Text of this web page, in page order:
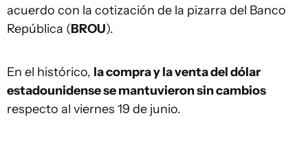
acuerdo con la cotización de la pizarra del Banco
República (BROU).
En el histórico, la compra y la venta del dólar
estadounidense se mantuvieron sin cambios
respecto al viernes 19 de junio.